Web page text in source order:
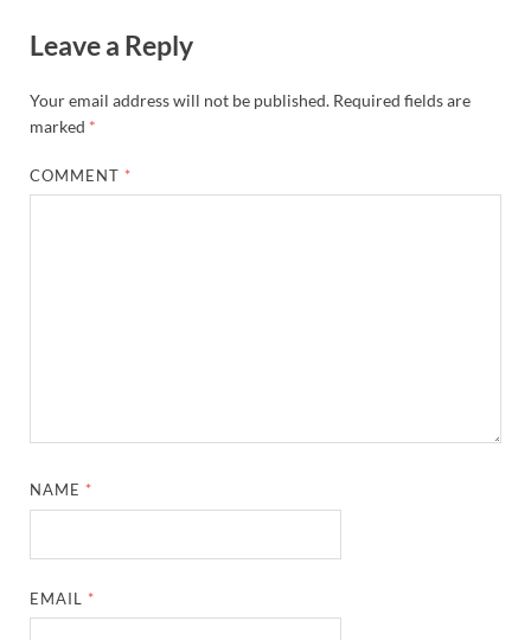
Leave a Reply
Your email address will not be published. Required fields are
marked *
COMMENT *
NAME *
EMAIL *